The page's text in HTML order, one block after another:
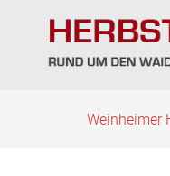
überspringen
Weinheimer